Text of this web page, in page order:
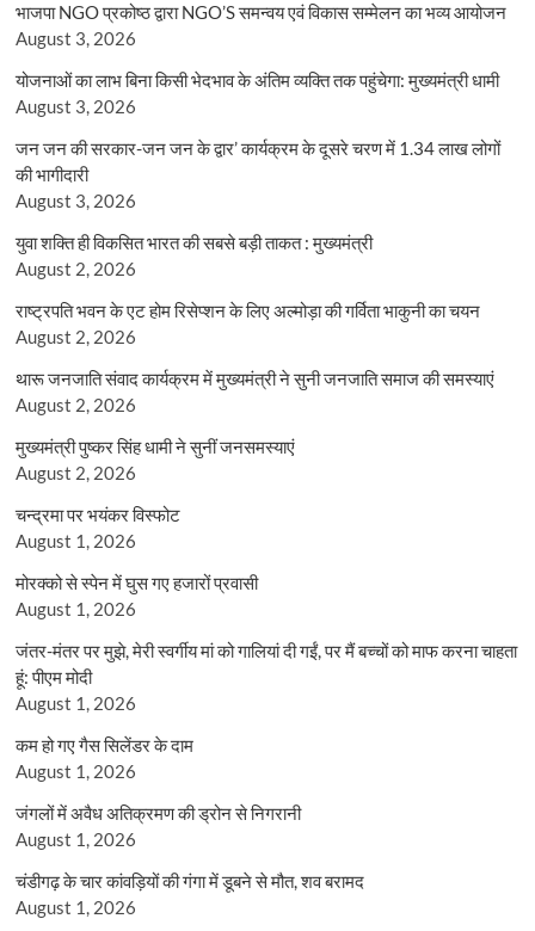
भाजपा NGO प्रकोष्ठ द्वारा NGO’S समन्वय एवं विकास सम्मेलन का भव्य आयोजन
August 3, 2026
योजनाओं का लाभ बिना किसी भेदभाव के अंतिम व्यक्ति तक पहुंचेगा: मुख्यमंत्री धामी
August 3, 2026
जन जन की सरकार-जन जन के द्वार’ कार्यक्रम के दूसरे चरण में 1.34 लाख लोगों
की भागीदारी
August 3, 2026
युवा शक्ति ही विकसित भारत की सबसे बड़ी ताकत : मुख्यमंत्री
August 2, 2026
राष्ट्रपति भवन के एट होम रिसेप्शन के लिए अल्मोड़ा की गर्विता भाकुनी का चयन
August 2, 2026
थारू जनजाति संवाद कार्यक्रम में मुख्यमंत्री ने सुनी जनजाति समाज की समस्याएं
August 2, 2026
मुख्यमंत्री पुष्कर सिंह धामी ने सुनीं जनसमस्याएं
August 2, 2026
चन्द्रमा पर भयंकर विस्फोट
August 1, 2026
मोरक्को से स्पेन में घुस गए हजारों प्रवासी
August 1, 2026
जंतर-मंतर पर मुझे, मेरी स्वर्गीय मां को गालियां दी गईं, पर मैं बच्चों को माफ करना चाहता
हूं: पीएम मोदी
August 1, 2026
कम हो गए गैस सिलेंडर के दाम
August 1, 2026
जंगलों में अवैध अतिक्रमण की ड्रोन से निगरानी
August 1, 2026
चंडीगढ़ के चार कांवड़ियों की गंगा में डूबने से मौत, शव बरामद
August 1, 2026